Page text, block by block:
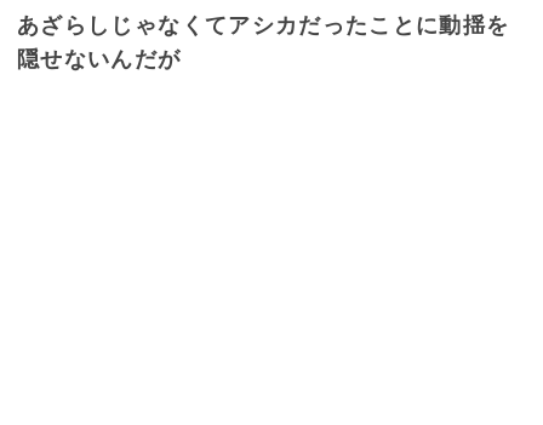
あざらしじゃなくてアシカだったことに動揺を
隠せないんだが